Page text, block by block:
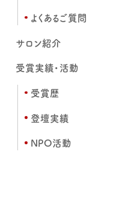
よくあるご質問
サロン紹介
受賞実績・活動
受賞歴
登壇実績
NPO活動